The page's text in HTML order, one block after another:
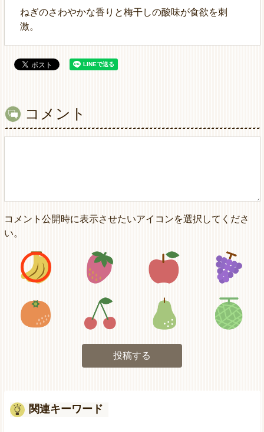
ねぎのさわやかな香りと梅干しの酸味が食欲を刺
激。
コメント
コメント公開時に表示させたいアイコンを選択してくださ
い。
アイコン1 アイコン2 アイコン3
アイコン5 アイコン6 アイコン7
投稿する
関連キーワード